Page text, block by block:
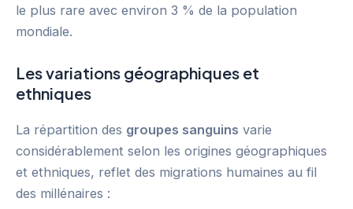
le plus rare avec environ 3 % de la population
mondiale.
Les variations géographiques et
ethniques
La répartition des groupes sanguins varie
considérablement selon les origines géographiques
et ethniques, reflet des migrations humaines au fil
des millénaires :